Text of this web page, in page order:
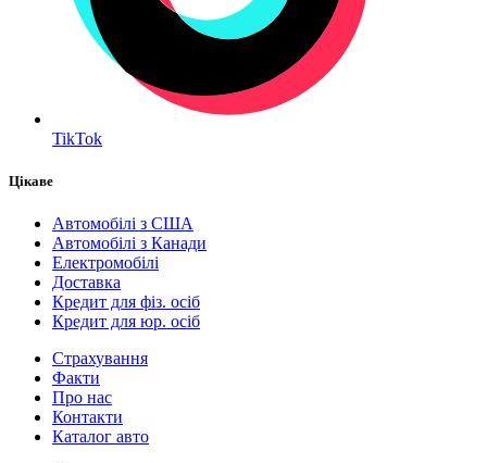
TikTok
Цікаве
Автомобілі з США
Автомобілі з Канади
Електромобілі
Доставка
Кредит для фіз. осіб
Кредит для юр. осіб
Страхування
Факти
Про нас
Контакти
Каталог авто